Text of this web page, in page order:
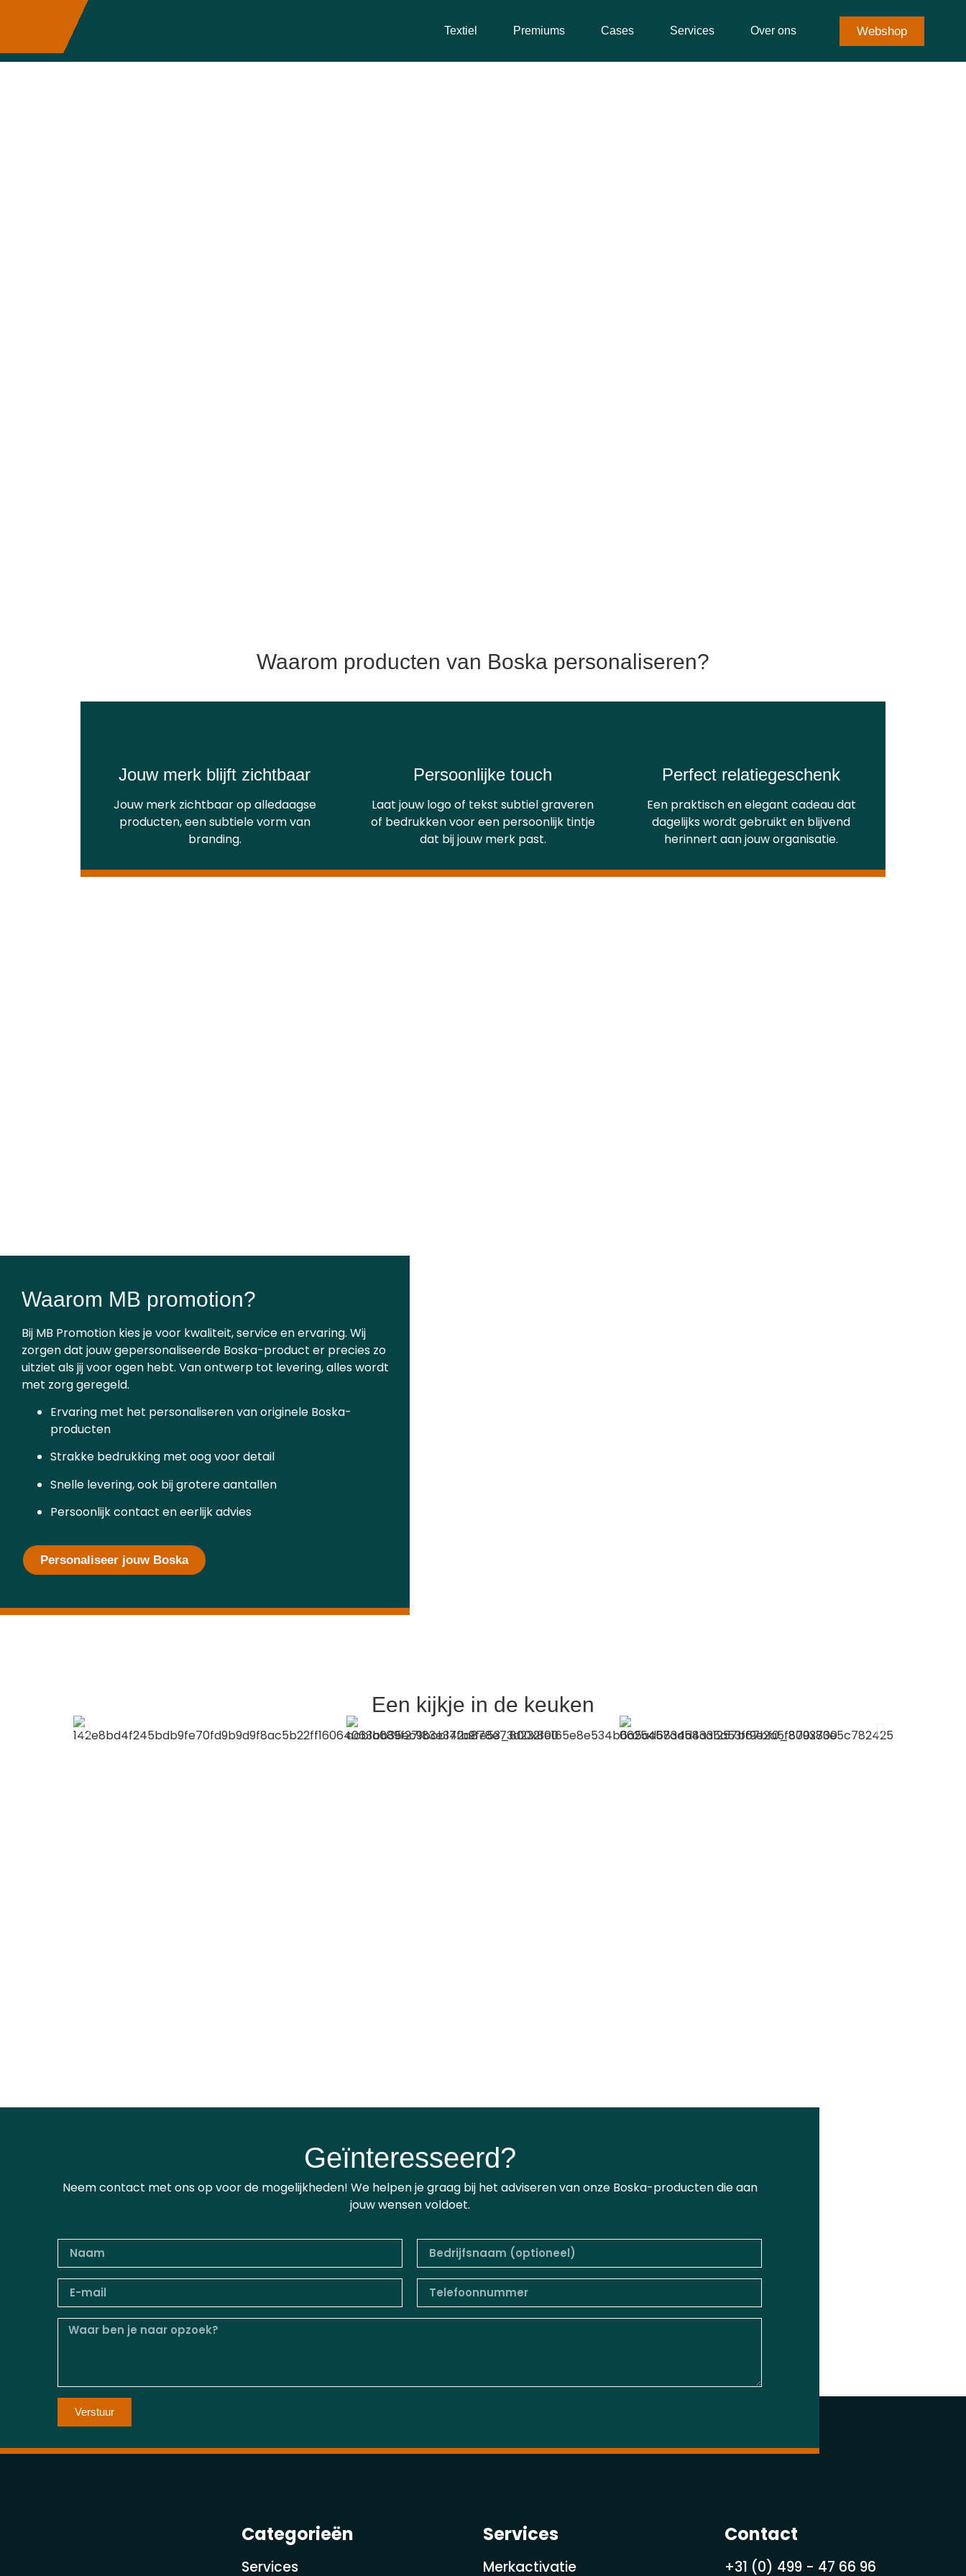
Textiel Premiums Cases Services Over ons Webshop
Waarom producten van Boska personaliseren?
Jouw merk blijft zichtbaar
Jouw merk zichtbaar op alledaagse
producten, een subtiele vorm van
branding.
Persoonlijke touch
Laat jouw logo of tekst subtiel graveren
of bedrukken voor een persoonlijk tintje
dat bij jouw merk past.
Perfect relatiegeschenk
Een praktisch en elegant cadeau dat
dagelijks wordt gebruikt en blijvend
herinnert aan jouw organisatie.
Waarom MB promotion?
Bij MB Promotion kies je voor kwaliteit, service en ervaring. Wij
zorgen dat jouw gepersonaliseerde Boska-product er precies zo
uitziet als jij voor ogen hebt. Van ontwerp tot levering, alles wordt
met zorg geregeld.
Ervaring met het personaliseren van originele Boska-
producten
Strakke bedrukking met oog voor detail
Snelle levering, ook bij grotere aantallen
Persoonlijk contact en eerlijk advies
Personaliseer jouw Boska
Een kijkje in de keuken
Geïnteresseerd?
Neem contact met ons op voor de mogelijkheden! We helpen je graag bij het adviseren van onze Boska-producten die aan
jouw wensen voldoet.
Verstuur
Categorieën
Services
Services
Merkactivatie
Contact
+31 (0) 499 - 47 66 96